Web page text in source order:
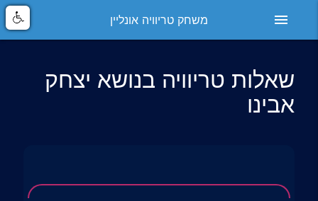
menu משחק טריוויה אונליין
שאלות טריוויה בנושא יצחק
אבינו